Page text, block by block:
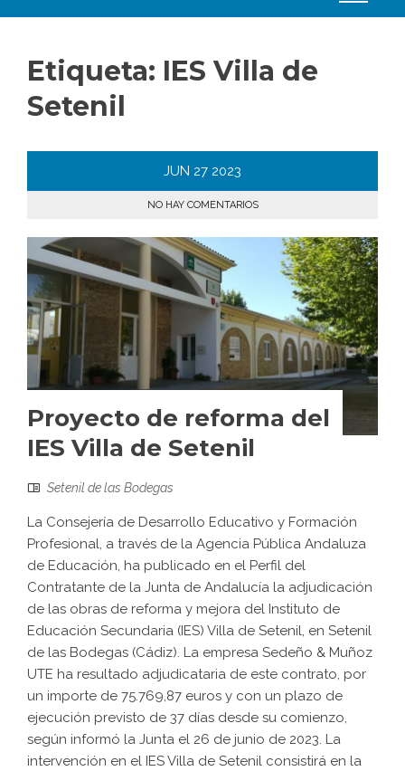
Etiqueta: IES Villa de
Setenil
JUN 27 2023
NO HAY COMENTARIOS
Proyecto de reforma del
IES Villa de Setenil
Setenil de las Bodegas
La Consejería de Desarrollo Educativo y Formación
Profesional, a través de la Agencia Pública Andaluza
de Educación, ha publicado en el Perfil del
Contratante de la Junta de Andalucía la adjudicación
de las obras de reforma y mejora del Instituto de
Educación Secundaria (IES) Villa de Setenil, en Setenil
de las Bodegas (Cádiz). La empresa Sedeño & Muñoz
UTE ha resultado adjudicataria de este contrato, por
un importe de 75.769,87 euros y con un plazo de
ejecución previsto de 37 días desde su comienzo,
según informó la Junta el 26 de junio de 2023. La
intervención en el IES Villa de Setenil consistirá en la